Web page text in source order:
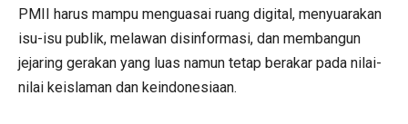
PMII harus mampu menguasai ruang digital, menyuarakan
isu-isu publik, melawan disinformasi, dan membangun
jejaring gerakan yang luas namun tetap berakar pada nilai-
nilai keislaman dan keindonesiaan.